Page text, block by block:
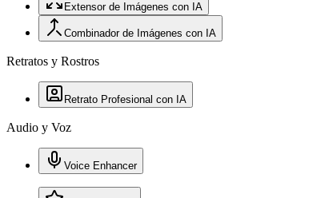
Extensor de Imágenes con IA
Combinador de Imágenes con IA
Retratos y Rostros
Retrato Profesional con IA
Audio y Voz
Voice Enhancer